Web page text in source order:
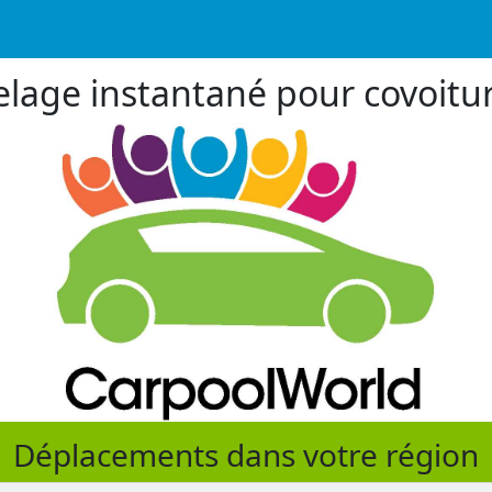
instantané pour
Déplacements dans votre région